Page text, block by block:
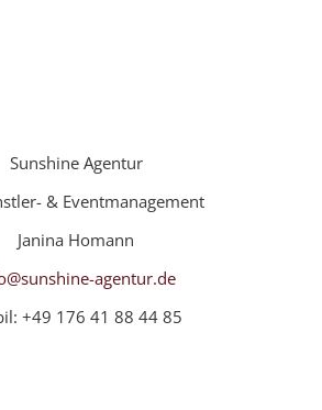
Sunshine Agentur
& Eventmanagement
Janina Homann
agentur.de
+49 176 41 88 44 85